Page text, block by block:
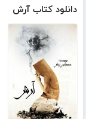
دانلود کتاب آرش